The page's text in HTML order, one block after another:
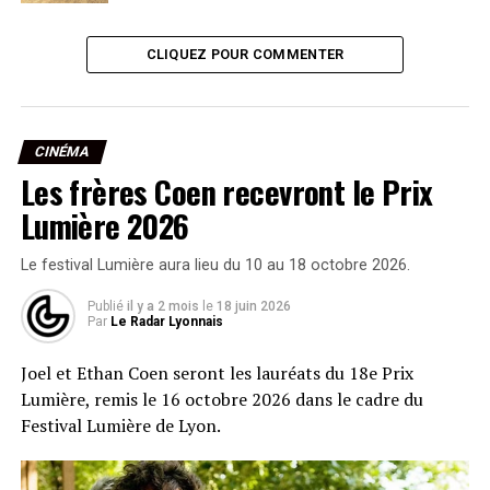
CLIQUEZ POUR COMMENTER
CINÉMA
Les frères Coen recevront le Prix
Lumière 2026
Le festival Lumière aura lieu du 10 au 18 octobre 2026.
Publié il y a 2 mois le 18 juin 2026
Par Le Radar Lyonnais
Joel et Ethan Coen seront les lauréats du 18e Prix
Lumière, remis le 16 octobre 2026 dans le cadre du
Festival Lumière de Lyon.